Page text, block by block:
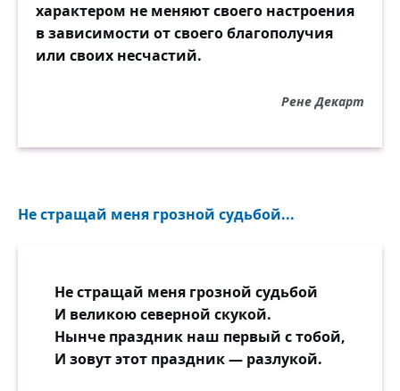
характером не меняют своего настроения
в зависимости от своего благополучия
или своих несчастий.
Рене Декарт
Не стращай меня грозной судьбой...
Не стращай меня грозной судьбой
И великою северной скукой.
Нынче праздник наш первый с тобой,
И зовут этот праздник — разлукой.